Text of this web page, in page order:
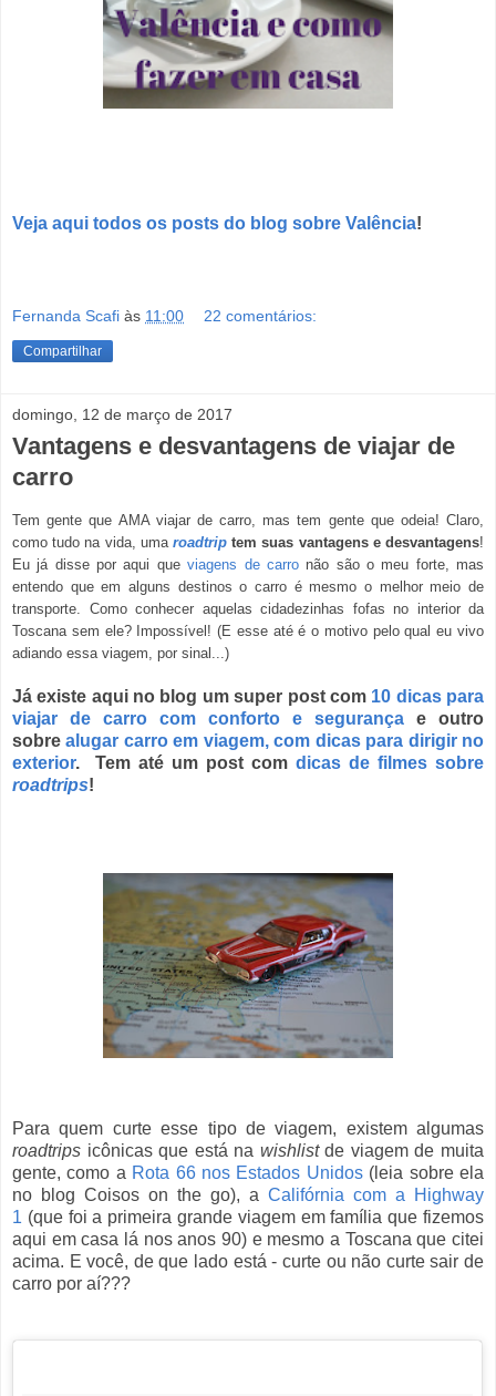
Veja aqui todos os posts do blog sobre Valência!
Fernanda Scafi às 11:00 22 comentários:
Compartilhar
domingo, 12 de março de 2017
Vantagens e desvantagens de viajar de
carro
Tem gente que AMA viajar de carro, mas tem gente que odeia! Claro,
como tudo na vida, uma roadtrip tem suas vantagens e desvantagens!
Eu já disse por aqui queviagens de carronão são o meu forte, mas
entendo que em alguns destinos o carro é mesmo o melhor meio de
transporte. Como conhecer aquelas cidadezinhas fofas no interior da
Toscana sem ele? Impossível! (E esse até é o motivo pelo qual eu vivo
adiando essa viagem, por sinal...)
Já existe aqui no blog um super post com 10 dicas para
viajar de carro com conforto e segurança e outro
sobrealugar carro em viagem, com dicas para dirigir no
exterior. Tem até um post com dicas de filmes sobre
roadtrips!
Para quem curte esse tipo de viagem, existem algumas
roadtrips icônicas que está na wishlistde viagem de muita
gente, como a Rota 66 nos Estados Unidos(leia sobre ela
no blog Coisos on the go), a Califórnia com a Highway
1 (que foi a primeira grande viagem em família que fizemos
aqui em casa lá nos anos 90) e mesmo a Toscana que citei
acima. E você, de que lado está - curte ou não curte sair de
carro por aí???